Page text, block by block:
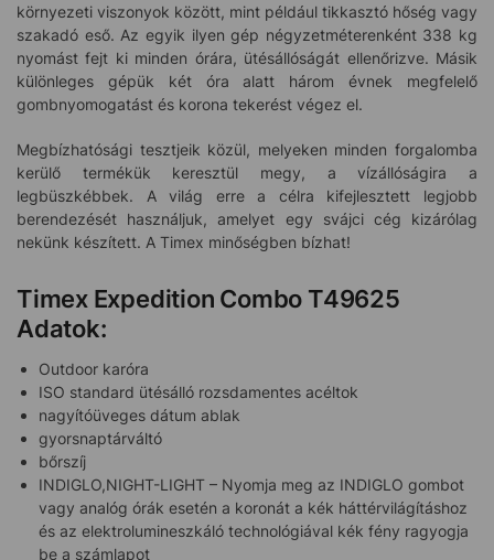
környezeti viszonyok között, mint például tikkasztó hőség vagy
szakadó eső. Az egyik ilyen gép négyzetméterenként 338 kg
nyomást fejt ki minden órára, ütésállóságát ellenőrizve. Másik
különleges gépük két óra alatt három évnek megfelelő
gombnyomogatást és korona tekerést végez el.
Megbízhatósági tesztjeik közül, melyeken minden forgalomba
kerülő termékük keresztül megy, a vízállóságira a
legbüszkébbek. A világ erre a célra kifejlesztett legjobb
berendezését használjuk, amelyet egy svájci cég kizárólag
nekünk készített. A Timex minőségben bízhat!
Timex Expedition Combo T49625
Adatok:
Outdoor karóra
ISO standard ütésálló rozsdamentes acéltok
nagyítóüveges dátum ablak
gyorsnaptárváltó
bőrszíj
INDIGLO,NIGHT-LIGHT – Nyomja meg az INDIGLO gombot
vagy analóg órák esetén a koronát a kék háttérvilágításhoz
és az elektrolumineszkáló technológiával kék fény ragyogja
be a számlapot